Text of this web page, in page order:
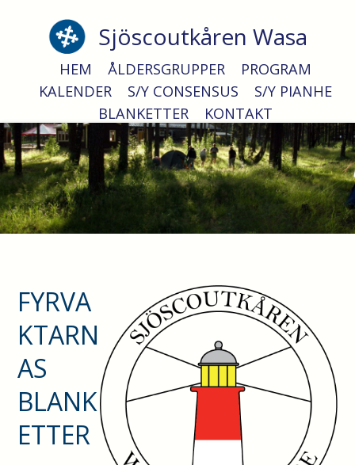
Sjöscoutkåren Wasa
Fyrvaktare
HEM ÅLDERSGRUPPER
PROGRAM
KALENDER
S/Y CONSENSUS
S/Y PIANHE
BLANKETTER
KONTAKT
FYRVA
KTARN
AS
BLANK
ETTER